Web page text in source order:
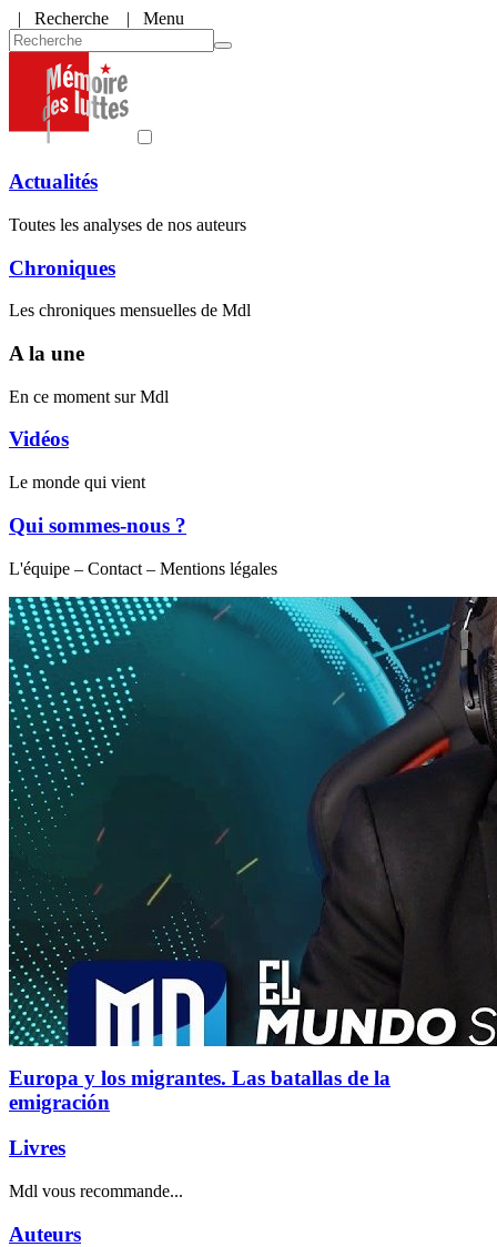
| Recherche | Menu
Actualités
Toutes les analyses de nos auteurs
Chroniques
Les chroniques mensuelles de Mdl
A la une
En ce moment sur Mdl
Vidéos
Le monde qui vient
Qui sommes-nous ?
L'équipe – Contact – Mentions légales
Europa y los migrantes. Las batallas de la
emigración
Livres
Mdl vous recommande...
Auteurs